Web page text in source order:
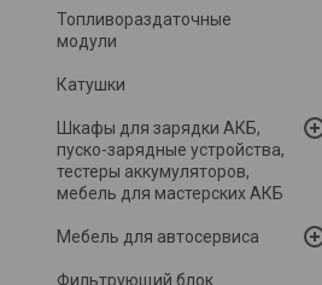
Топливораздаточные
модули
Катушки
Шкафы для зарядки АКБ,
пуско-зарядные устройства,
тестеры аккумуляторов,
мебель для мастерских АКБ
Мебель для автосервиса
Фильтрующий блок